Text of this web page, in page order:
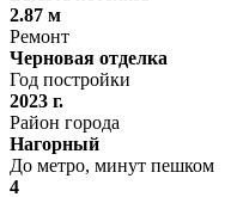
2.87 м
Ремонт
Черновая отделка
Год постройки
2023 г.
Район города
Нагорный
До метро, минут пешком
4